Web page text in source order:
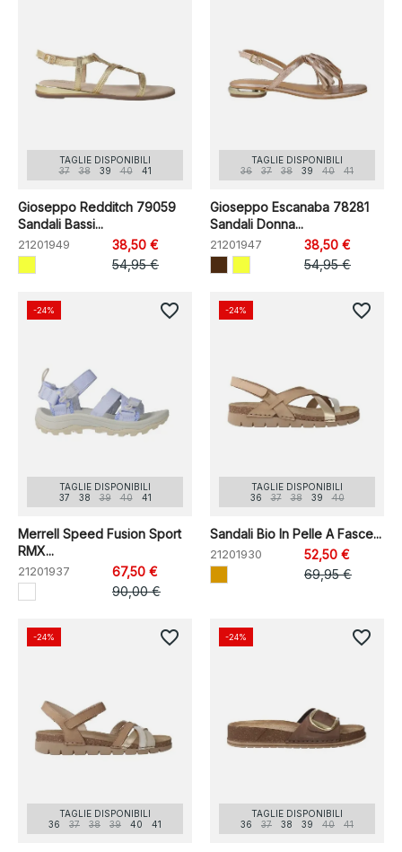
TAGLIE DISPONIBILI
37
38 39 40 41
Gioseppo Redditch 79059
Sandali Bassi...
21201949
38,50 €
54,95 €
TAGLIE DISPONIBILI
36
37 38 39 40 41
Gioseppo Escanaba 78281
Sandali Donna...
21201947
38,50 €
54,95 €
TAGLIE DISPONIBILI
37
38 39 40 41
Merrell Speed Fusion Sport
RMX...
21201937
67,50 €
90,00 €
-24% favorite_border
TAGLIE DISPONIBILI
36
37 38 39 40
Sandali Bio In Pelle A Fasce...
21201930
52,50 €
69,95 €
-24% favorite_border
TAGLIE DISPONIBILI
36
37 38 39 40 41
-24% favorite_border
TAGLIE DISPONIBILI
36
37 38 39 40 41
-24% favorite_border